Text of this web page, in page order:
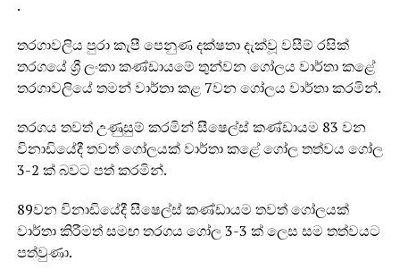
.
තරගාවලිය පුරා කැපී පෙනුණ දක්ෂතා දැක්වූ වසීම් රසික්
තරගයේ ශ්‍රී ලංකා කණ්ඩායමේ තුන්වන ගෝලය වාර්තා කළේ
තරගාවලියේ තමන් වාර්තා කළ 7වන ගෝලය වාර්තා කරමින්.
තරගය තවත් උණුසුම් කරමින් සීෂෙල්ස් කණ්ඩායම 83 වන
විනාඩියේදී තවත් ගෝලයක් වාර්තා කළේ ගෝල තත්වය ගෝල
3-2 ක් බවට පත් කරමින්.
89වන විනාඩියේදී සීෂෙල්ස් කණ්ඩායම තවත් ගෝලයක්
වාර්තා කිරීමත් සමඟ තරගය ගෝල 3-3 ක් ලෙස සම තත්වයට
පත්වුණා.